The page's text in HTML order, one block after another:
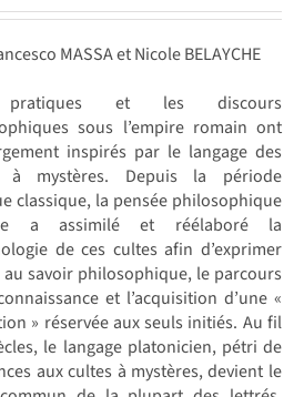
MASSA et Nicole BELAYCHE
et les discours
sous l’empire romain ont
inspirés par le langage des
à mystères. Depuis la période
classique, la pensée philosophique
a assimilé et réélaboré la
de ces cultes afin d’exprimer
au savoir philosophique, le parcours
et l’acquisition d’une «
» réservée aux seuls initiés. Au fil
le langage platonicien, pétri de
aux cultes à mystères, devient le